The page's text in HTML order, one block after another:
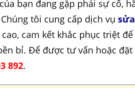
bạn đang gặp phải sự cố,
tôi cung cấp dịch vụ
cam kết khắc phục triệt
bỉ. Để được tư vấn hoặc
892.